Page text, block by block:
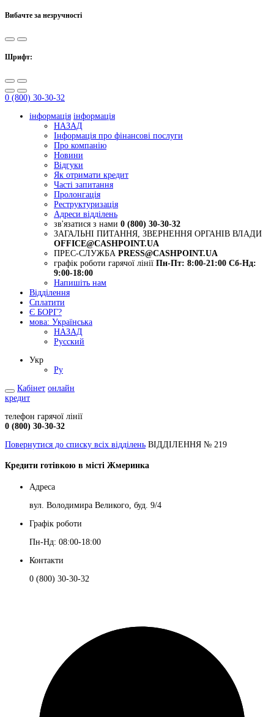
Вибачте за незручності
Шрифт:
0 (800) 30-30-32
інформація інформація
НАЗАД
Інформація про фінансові послуги
Про компанію
Новини
Відгуки
Як отримати кредит
Часті запитання
Пролонгація
Реструктуризація
Адреси відділень
зв'язатися з нами 0 (800) 30-30-32
ЗАГАЛЬНІ ПИТАННЯ, ЗВЕРНЕННЯ ОРГАНІВ ВЛАДИ
OFFICE@CASHPOINT.UA
ПРЕС-СЛУЖБА PRESS@CASHPOINT.UA
графік роботи гарячої лінії Пн-Пт: 8:00-21:00 Сб-Нд:
9:00-18:00
Напишіть нам
Відділення
Сплатити
Є БОРГ?
мова: Українська
НАЗАД
Русский
Укр
Ру
Кабінет онлайн
кредит
телефон гарячої лінії
0 (800) 30-30-32
Повернутися до списку всіх відділень ВІДДІЛЕННЯ № 219
Кредити готівкою в місті Жмеринка
Адреса
вул. Володимира Великого, буд. 9/4
Графік роботи
Пн-Нд: 08:00-18:00
Контакти
0 (800) 30-30-32